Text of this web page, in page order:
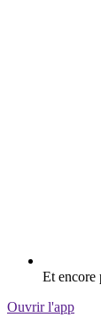
Et encore
Ouvrir l'app